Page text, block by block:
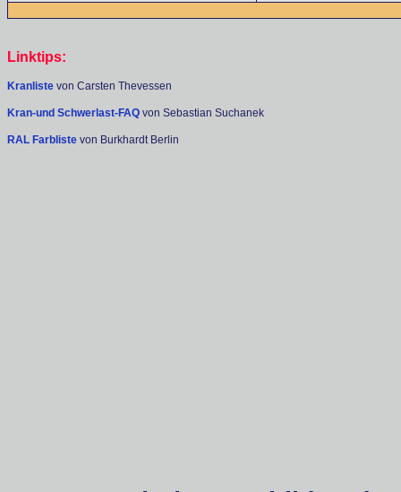
Linktips:
Kranliste von Carsten Thevessen
Kran-und Schwerlast-FAQ von Sebastian Suchanek
RAL Farbliste von Burkhardt Berlin